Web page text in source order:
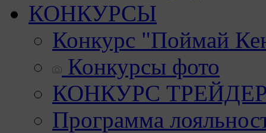
КОНКУРСЫ
Конкурс "Поймай
Конкурсы фото
КОНКУРС
Программа